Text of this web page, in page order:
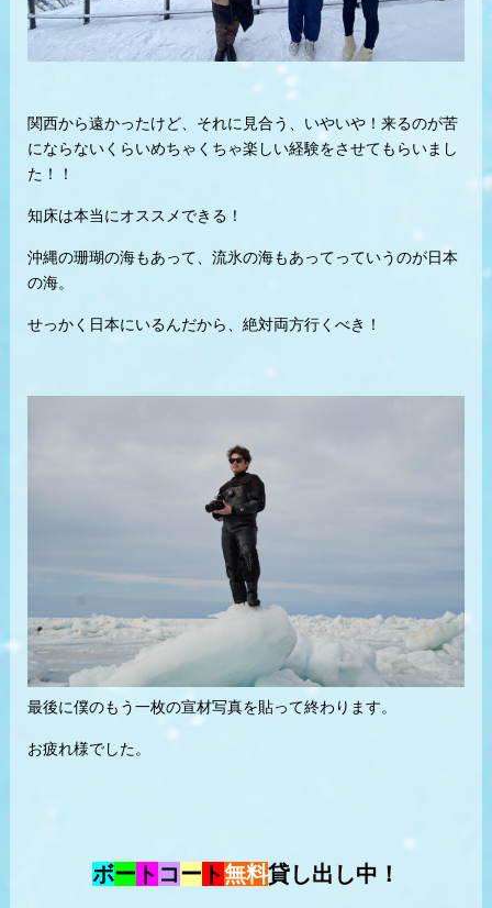
関西から遠かったけど、それに見合う、いやいや！来るのが苦
にならないくらいめちゃくちゃ楽しい経験をさせてもらいまし
た！！
知床は本当にオススメできる！
沖縄の珊瑚の海もあって、流氷の海もあってっていうのが日本
の海。
せっかく日本にいるんだから、絶対両方行くべき！
最後に僕のもう一枚の宣材写真を貼って終わります。
お疲れ様でした。
ボー ト コー ト無料貸し出し中！